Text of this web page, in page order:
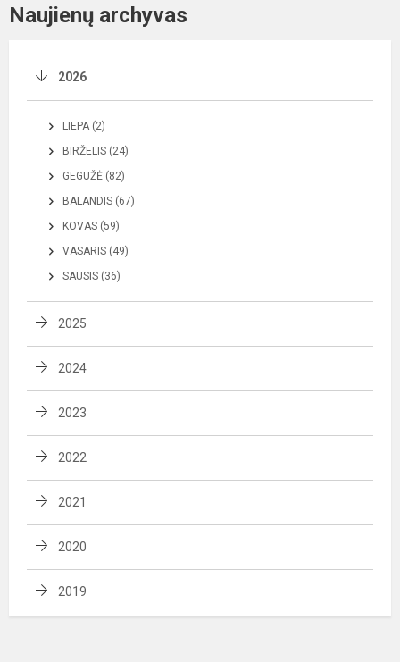
Naujienų archyvas
2026
LIEPA (2)
BIRŽELIS (24)
GEGUŽĖ (82)
BALANDIS (67)
KOVAS (59)
VASARIS (49)
SAUSIS (36)
2025
2024
2023
2022
2021
2020
2019